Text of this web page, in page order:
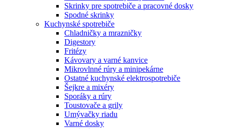
Skrinky pre spotrebiče a pracovné dosky
Spodné skrinky
Kuchynské spotrebiče
Chladničky a mrazničky
Digestory
Fritézy
Kávovary a varné kanvice
Mikrovlnné rúry a minipekárne
Ostatné kuchynské elektrospotrebiče
Šejkre a mixéry
Sporáky a rúry
Toustovače a grily
Umývačky riadu
Varné dosky